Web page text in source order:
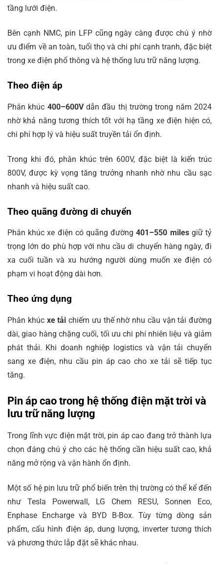
tầng lưới điện.
Bên cạnh NMC, pin LFP cũng ngày càng được chú ý nhờ
ưu điểm về an toàn, tuổi thọ và chi phí cạnh tranh, đặc biệt
trong xe điện phổ thông và hệ thống lưu trữ năng lượng.
Theo điện áp
Phân khúc 400–600Vdẫn đầu thị trường trong năm 2024
nhờ khả năng tương thích tốt với hạ tầng xe điện hiện có,
chi phí hợp lý và hiệu suất truyền tải ổn định.
Trong khi đó, phân khúc trên 600V, đặc biệt là kiến trúc
800V, được kỳ vọng tăng trưởng nhanh nhờ nhu cầu sạc
nhanh và hiệu suất cao.
Theo quãng đường di chuyển
Phân khúc xe điện có quãng đường401–550 milesgiữ tỷ
trọng lớn do phù hợp với nhu cầu di chuyển hàng ngày, đi
xa cuối tuần và xu hướng người dùng muốn xe điện có
phạm vi hoạt động dài hơn.
Theo ứng dụng
Phân khúc xe tải chiếm ưu thế nhờ nhu cầu vận tải đường
dài, giao hàng chặng cuối, tối ưu chi phí nhiên liệu và giảm
phát thải. Khi doanh nghiệp logistics và vận tải chuyển
sang xe điện, nhu cầu pin áp cao cho xe tải sẽ tiếp tục
tăng.
Pin áp cao trong hệ thống điện mặt trời và
lưu trữ năng lượng
Trong lĩnh vực điện mặt trời, pin áp cao đang trở thành lựa
chọn đáng chú ý cho các hệ thống cần hiệu suất cao, khả
năng mở rộng và vận hành ổn định.
Một số hệ pin lưu trữ phổ biến trên thị trường có thể kể đến
như Tesla Powerwall, LG Chem RESU, Sonnen Eco,
Enphase Encharge và BYD B-Box. Tùy từng dòng sản
phẩm, cấu hình điện áp, dung lượng, inverter tương thích
và phương thức lắp đặt sẽ khác nhau.